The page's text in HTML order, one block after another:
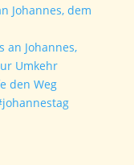
Johannes, dem